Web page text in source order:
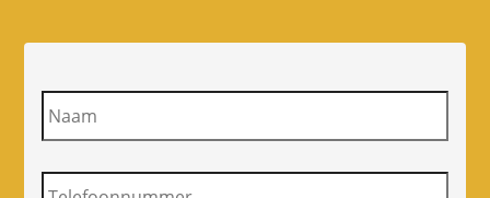
N
a
T
e